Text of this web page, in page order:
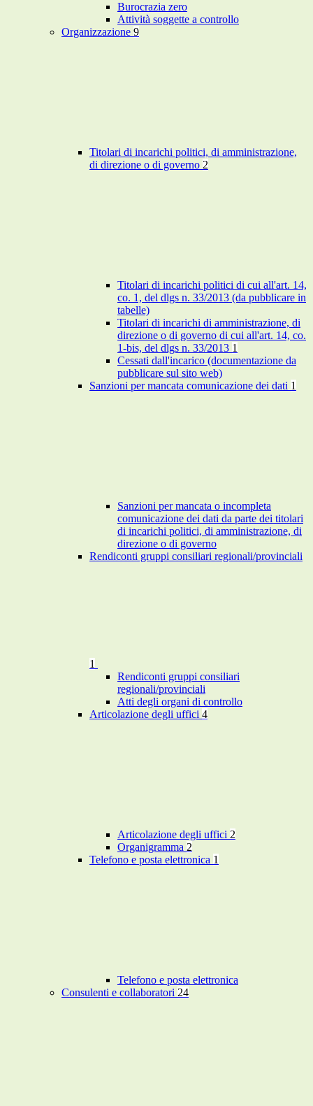
Burocrazia zero
Attività soggette a controllo
Organizzazione 9
Titolari di incarichi politici, di amministrazione,
di direzione o di governo 2
Titolari di incarichi politici di cui all'art. 14,
co. 1, del dlgs n. 33/2013 (da pubblicare in
tabelle)
Titolari di incarichi di amministrazione, di
direzione o di governo di cui all'art. 14, co.
1-bis, del dlgs n. 33/2013 1
Cessati dall'incarico (documentazione da
pubblicare sul sito web)
Sanzioni per mancata comunicazione dei dati 1
Sanzioni per mancata o incompleta
comunicazione dei dati da parte dei titolari
di incarichi politici, di amministrazione, di
direzione o di governo
Rendiconti gruppi consiliari regionali/provinciali
1
Rendiconti gruppi consiliari
regionali/provinciali
Atti degli organi di controllo
Articolazione degli uffici 4
Articolazione degli uffici 2
Organigramma 2
Telefono e posta elettronica 1
Telefono e posta elettronica
Consulenti e collaboratori 24